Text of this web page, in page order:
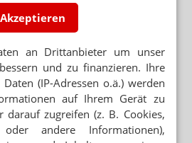
Akzeptieren
an Drittanbieter um unser
und zu finanzieren. Ihre
(IP-Adressen o.ä.) werden
auf Ihrem Gerät zu
darauf zugreifen (z. B. Cookies,
oder andere Informationen),
in den USA soll Wachstum
STATT ANTIHISTAMINIKA
Nussallergiker